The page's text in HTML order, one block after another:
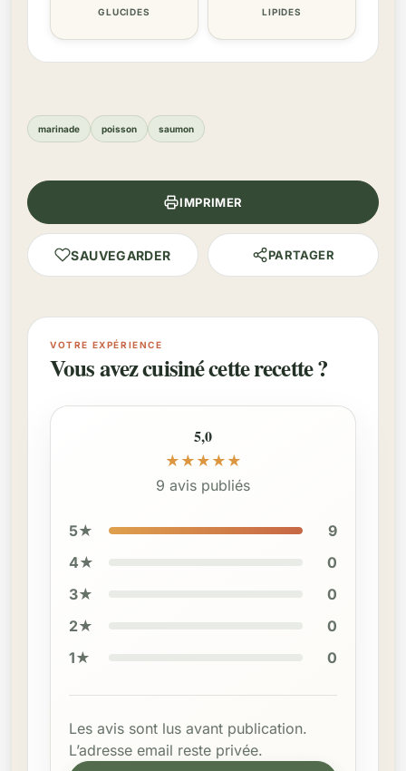
GLUCIDES LIPIDES
marinade poisson saumon
IMPRIMER
SAUVEGARDER PARTAGER
VOTRE EXPÉRIENCE
Vous avez cuisiné cette recette ?
5,0
★ ★ ★ ★ ★
9 avis publiés
5★
9
4★
0
3★
0
2★
0
1★
0
Les avis sont lus avant publication.
L’adresse email reste privée.